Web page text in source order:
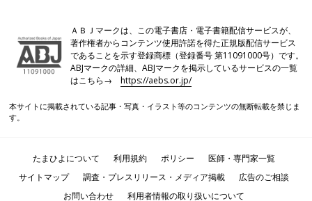
ＡＢＪマークは、この電子書店・電子書籍配信サービスが、
著作権者からコンテンツ使用許諾を得た正規版配信サービス
であることを示す登録商標（登録番号 第11091000号）です。
ABJマークの詳細、ABJマークを掲示しているサービスの一覧
はこちら→https://aebs.or.jp/
本サイトに掲載されている記事・写真・イラスト等のコンテンツの無断転載を禁じま
す。
たまひよについて 利用規約 ポリシー
医師・専門家一覧
サイトマップ
調査・プレスリリース・メディア掲載
広告のご相談
お問い合わせ
利用者情報の取り扱いについて